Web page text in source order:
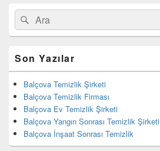
Birincil
yan
bar
eklenti
Search
for:
Ara
Son Yazılar
Balçova Temizlik Şirketi
Balçova Temizlik Firması
Balçova Ev Temizlik Şirketi
Balçova Yangın Sonrası Temizlik Şirketi
Balçova İnşaat Sonrası Temizlik